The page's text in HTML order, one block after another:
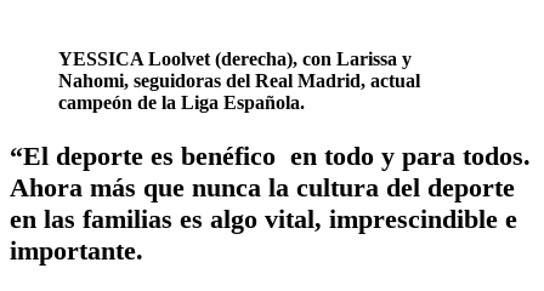
YESSICA Loolvet (derecha), con Larissa y
Nahomi, seguidoras del Real Madrid, actual
campeón de la Liga Española.
“El deporte es benéfico en todo y para todos.
Ahora más que nunca la cultura del deporte
en las familias es algo vital, imprescindible e
importante.